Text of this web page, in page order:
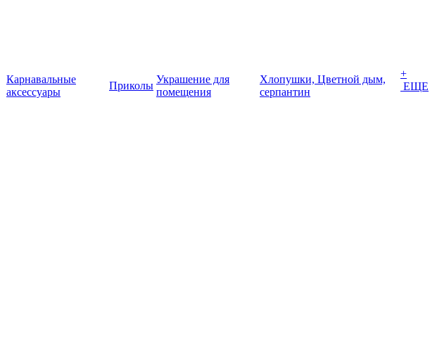
Карнавальные
аксессуары
Приколы
Украшение для
помещения
Хлопушки, Цветной дым,
серпантин
+
ЕЩЕ